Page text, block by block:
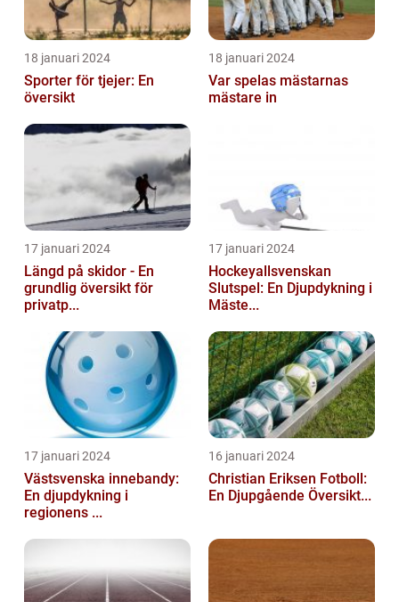
18 januari 2024
Sporter för tjejer: En
översikt
18 januari 2024
Var spelas mästarnas
mästare in
17 januari 2024
Längd på skidor - En
grundlig översikt för
privatp...
17 januari 2024
Hockeyallsvenskan
Slutspel: En Djupdykning i
Mäste...
17 januari 2024
Västsvenska innebandy:
En djupdykning i
regionens ...
16 januari 2024
Christian Eriksen Fotboll:
En Djupgående Översikt...